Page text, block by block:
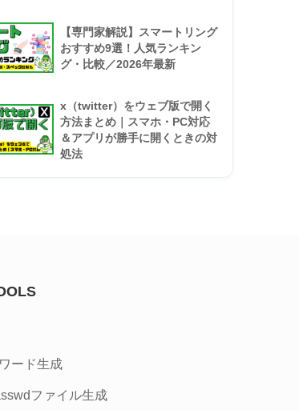
【専門家解説】スマートリング
おすすめ9選！人気ランキン
グ・比較／2026年最新
x（twitter）をウェブ版で開く
方法まとめ｜スマホ・PC対応
＆アプリが勝手に開くときの対
処法
ード生成
ファイル生成